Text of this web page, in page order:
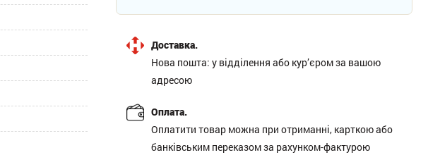
Доставка.
Нова пошта: у відділення або кур’єром за вашою
адресою
Оплата.
Оплатити товар можна при отриманні, карткою або
банківським переказом за рахунком-фактурою